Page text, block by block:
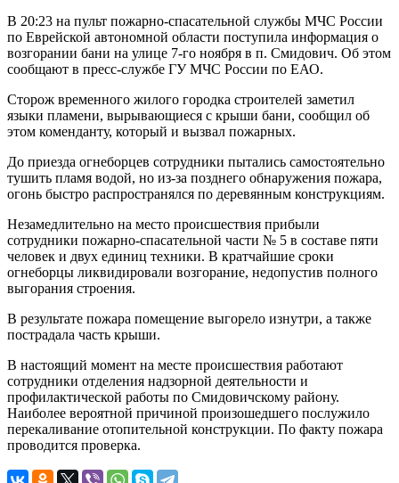
В 20:23 на пульт пожарно-спасательной службы МЧС России
по Еврейской автономной области поступила информация о
возгорании бани на улице 7-го ноября в п. Смидович. Об этом
сообщают в пресс-службе ГУМЧС России по ЕАО.
Сторож временного жилого городка строителей заметил
языки пламени, вырывающиеся с крыши бани, сообщил об
этом коменданту, который и вызвал пожарных.
До приезда огнеборцев сотрудники пытались самостоятельно
тушить пламя водой, но из-за позднего обнаружения пожара,
огонь быстро распространялся по деревянным конструкциям.
Незамедлительно на место происшествия прибыли
сотрудники пожарно-спасательной части № 5 в составе пяти
человек и двух единиц техники. В кратчайшие сроки
огнеборцы ликвидировали возгорание, недопустив полного
выгорания строения.
В результате пожара помещение выгорело изнутри, а также
пострадала часть крыши.
В настоящий момент на месте происшествия работают
сотрудники отделения надзорной деятельности и
профилактической работы по Смидовичскому району.
Наиболее вероятной причиной произошедшего послужило
перекаливание отопительной конструкции. По факту пожара
проводится проверка.